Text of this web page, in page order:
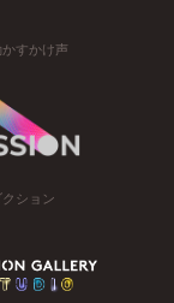
すかけ声
ション